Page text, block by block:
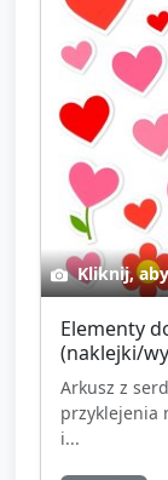
Kliknij,
Elementy
(naklejki/
Arkusz z
przyklejenia
i...